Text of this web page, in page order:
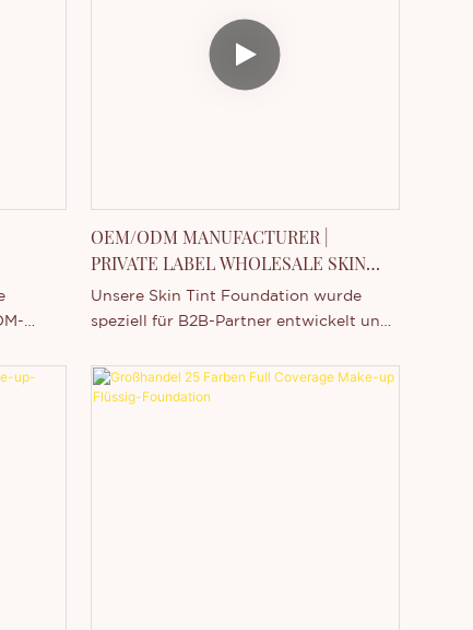
OEM/ODM MANUFACTURER |
PRIVATE LABEL WHOLESALE SKIN
TINT FOUNDATION
Unsere Skin Tint Foundation wurde
speziell für B2B-Partner entwickelt und
Textur mit mineralischen, nicht
komedogenen Inhaltsstoffen.